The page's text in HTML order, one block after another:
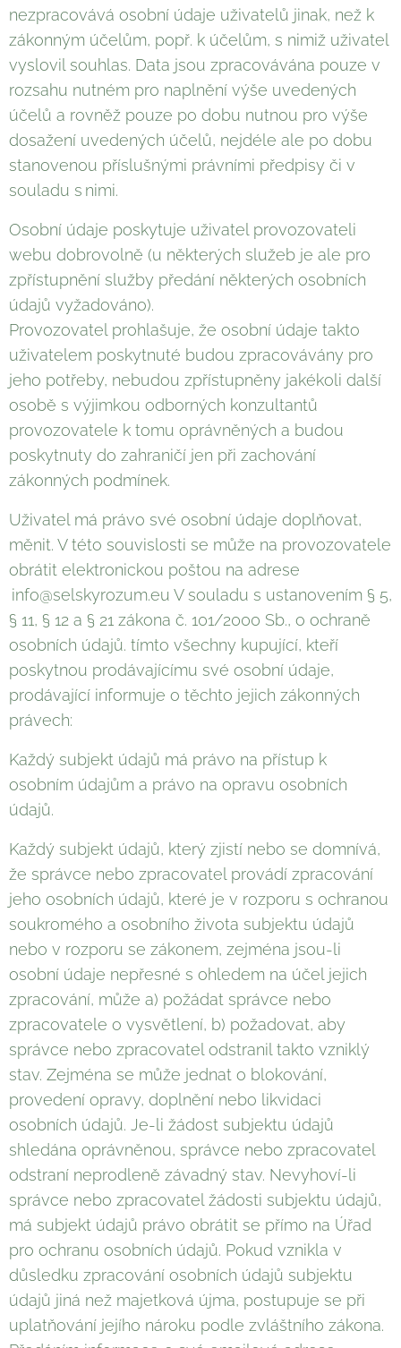
nezpracovává osobní údaje uživatelů jinak, než k
zákonným účelům, popř. k účelům, s nimiž uživatel
vyslovil souhlas. Data jsou zpracovávána pouze v
rozsahu nutném pro naplnění výše uvedených
účelů a rovněž pouze po dobu nutnou pro výše
dosažení uvedených účelů, nejdéle ale po dobu
stanovenou příslušnými právními předpisy či v
souladu s nimi.
Osobní údaje poskytuje uživatel provozovateli
webu dobrovolně (u některých služeb je ale pro
zpřístupnění služby předání některých osobních
údajů vyžadováno).
Provozovatel prohlašuje, že osobní údaje takto
uživatelem poskytnuté budou zpracovávány pro
jeho potřeby, nebudou zpřístupněny jakékoli další
osobě s výjimkou odborných konzultantů
provozovatele k tomu oprávněných a budou
poskytnuty do zahraničí jen při zachování
zákonných podmínek.
Uživatel má právo své osobní údaje doplňovat,
měnit. V této souvislosti se může na provozovatele
obrátit elektronickou poštou na adrese
info@selskyrozum.eu V souladu s ustanovením § 5,
§ 11, § 12 a § 21 zákona č. 101/2000 Sb., o ochraně
osobních údajů. tímto všechny kupující, kteří
poskytnou prodávajícímu své osobní údaje,
prodávající informuje o těchto jejich zákonných
právech:
Každý subjekt údajů má právo na přístup k
osobním údajům a právo na opravu osobních
údajů.
Každý subjekt údajů, který zjistí nebo se domnívá,
že správce nebo zpracovatel provádí zpracování
jeho osobních údajů, které je v rozporu s ochranou
soukromého a osobního života subjektu údajů
nebo v rozporu se zákonem, zejména jsou-li
osobní údaje nepřesné s ohledem na účel jejich
zpracování, může a) požádat správce nebo
zpracovatele o vysvětlení, b) požadovat, aby
správce nebo zpracovatel odstranil takto vzniklý
stav. Zejména se může jednat o blokování,
provedení opravy, doplnění nebo likvidaci
osobních údajů. Je-li žádost subjektu údajů
shledána oprávněnou, správce nebo zpracovatel
odstraní neprodleně závadný stav. Nevyhoví-li
správce nebo zpracovatel žádosti subjektu údajů,
má subjekt údajů právo obrátit se přímo na Úřad
pro ochranu osobních údajů. Pokud vznikla v
důsledku zpracování osobních údajů subjektu
údajů jiná než majetková újma, postupuje se při
uplatňování jejího nároku podle zvláštního zákona.